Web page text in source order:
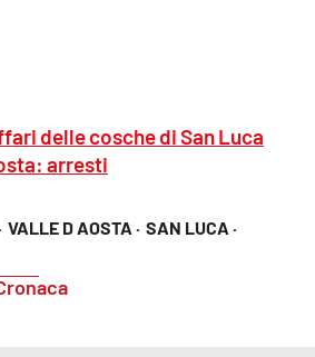
VALLE D AOSTA · SAN LUCA ·
delle cosche di San Luca
arresti